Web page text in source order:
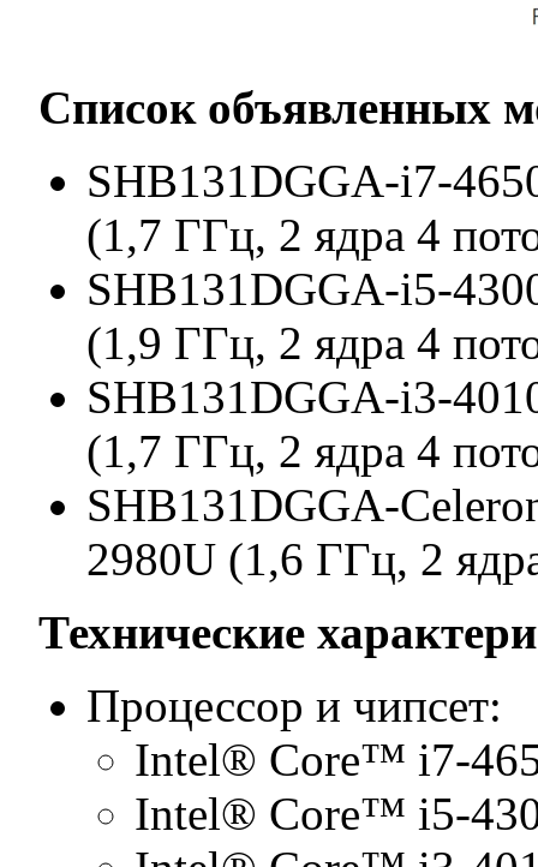
Список объявленных
SHB131DGGA-i7-
(1,7 ГГц, 2 ядра 4
SHB131DGGA-i5-
(1,9 ГГц, 2 ядра 4
SHB131DGGA-i3-
(1,7 ГГц, 2 ядра 4
SHB131DGGA-
2980U (1,6 ГГц, 2
Технические
Процессор и чипсет:
Intel® Core™ i7-
Intel® Core™ i5-